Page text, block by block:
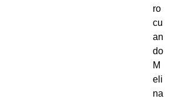
ro
cu
an
do
M
eli
na